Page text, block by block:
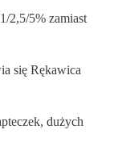
2,5/5% zamiast
się Rękawica
dużych